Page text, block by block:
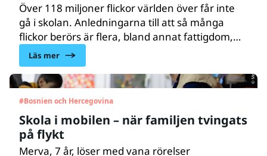
Över 118 miljoner flickor världen över får inte
gå i skolan. Anledningarna till att så många
flickor berörs är flera, bland annat fattigdom,
barnäktenskap och könsrelaterat våld. Fattiga
familjer investerar i de flesta fall hellre i
pojkars utbildning.
Läs mer © Melker Dahlstrand
#Bosnien och Hercegovina
Skola i mobilen – när familjen tvingats
på flykt
Merva, 7 år, löser med vana rörelser